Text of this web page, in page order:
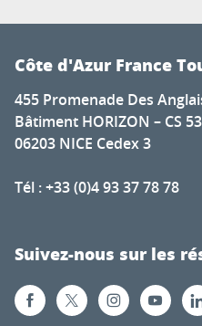
Côte d'Azur France
455 Promenade Des
Bâtiment HORIZON – CS
06203 NICE Cedex 3
Tél : +33 (0)4 93 37 78 78
Suivez-nous sur les